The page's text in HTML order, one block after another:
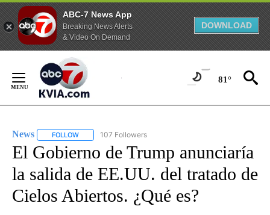
ABC-7 News App
Breaking News Alerts
& Video On Demand
DOWNLOAD
Content
81°
News FOLLOW FOLLOW "NEWS" TO RECEIVE NOTIFICATIONS ABOUT
107 Followers
El Gobierno de Trump anunciaría
la salida de EE.UU. del tratado de
Cielos Abiertos. ¿Qué es?